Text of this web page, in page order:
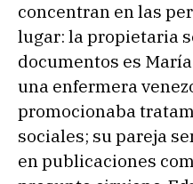
concentran en las
lugar: la propietaria
documentos es
una enfermera
promocionaba
sociales; su pareja
en publicaciones